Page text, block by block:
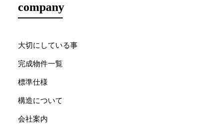
company
大切にしている事
完成物件一覧
標準仕様
構造について
会社案内